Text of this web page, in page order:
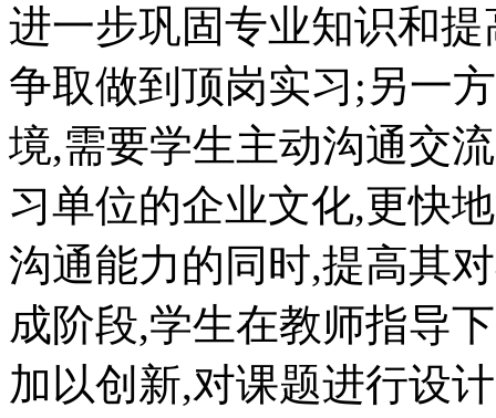
进一步巩固专业知识和
争取做到顶岗实习;另一
境,需要学生主动沟通交
习单位的企业文化,更快
沟通能力的同时,提高其
成阶段,学生在教师指导
加以创新,对课题进行设